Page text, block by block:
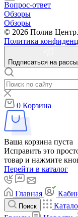
Вопрос-ответ
Обзоры
Обзоры
© 2026 Полив
Политика
Подписаться на
0 Корзина
Ваша корзина пуста
Исправить это
товар и нажмите
Перейти в каталог
Главная
Поиск